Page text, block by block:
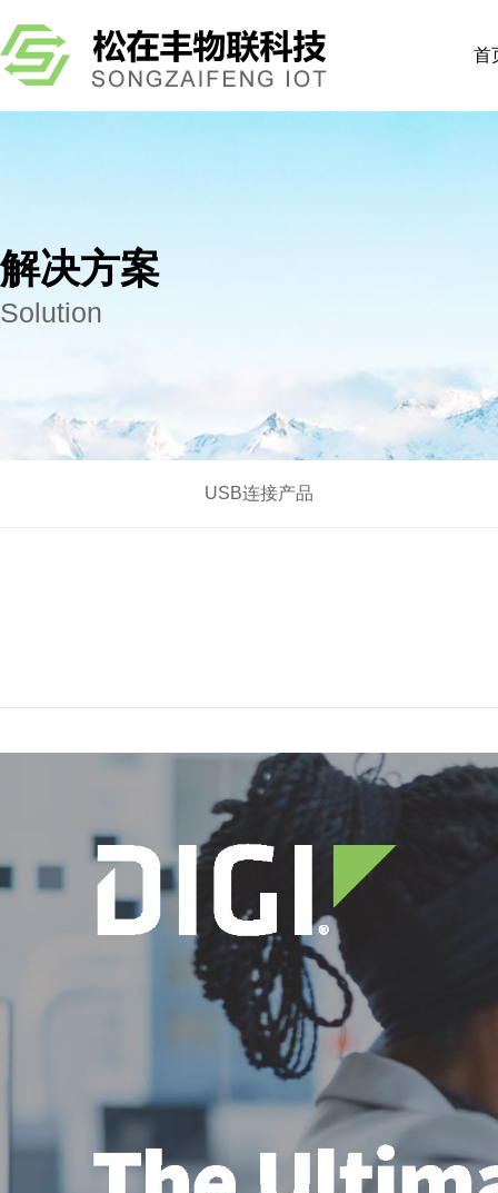
首
解决方案
Solution
USB连接产品